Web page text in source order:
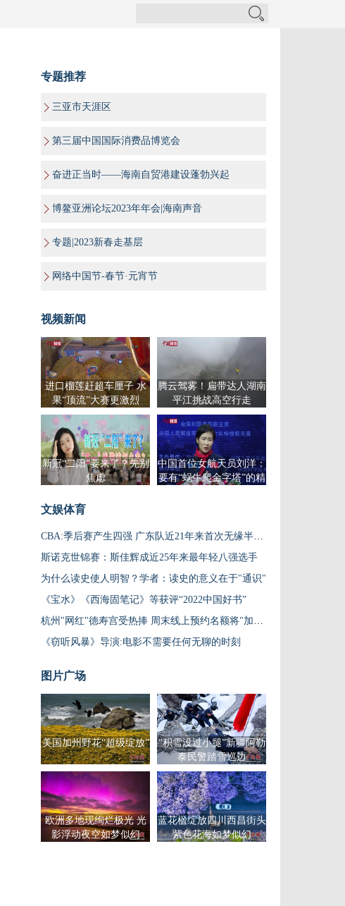
专题推荐
三亚市天涯区
第三届中国国际消费品博览会
奋进正当时——海南自贸港建设蓬勃兴起
博鳌亚洲论坛2023年年会|海南声音
专题|2023新春走基层
网络中国节-春节·元宵节
视频新闻
进口榴莲赶超车厘子 水
果“顶流”大赛更激烈
腾云驾雾！扁带达人湖南
平江挑战高空行走
新冠“二阳”要来了？先别
焦虑
中国首位女航天员刘洋：
要有“蜗牛爬金字塔”的精
文娱体育
CBA:季后赛产生四强 广东队近21年来首次无缘半决赛
斯诺克世锦赛：斯佳辉成近25年来最年轻八强选手
为什么读史使人明智？学者：读史的意义在于"通识"
《宝水》《西海固笔记》等获评“2022中国好书”
杭州"网红"德寿宫受热捧 周末线上预约名额将"加量"
《窃听风暴》导演:电影不需要任何无聊的时刻
图片广场
美国加州野花“超级绽放”
“积雪没过小腿”新疆阿勒
泰民警踏雪巡边
欧洲多地现绚烂极光 光
影浮动夜空如梦似幻
蓝花楹绽放四川西昌街头
紫色花海如梦似幻